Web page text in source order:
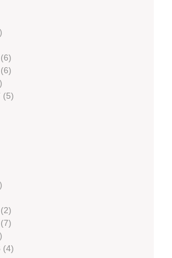
(6)
(6)
(5)
(2)
(7)
(4)